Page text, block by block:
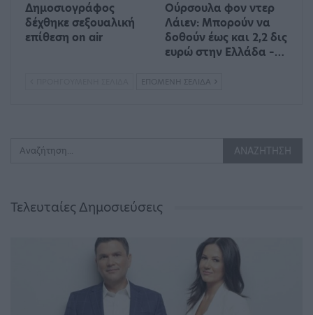
Δημοσιογράφος
δέχθηκε σεξουαλική
επίθεση on air
Ούρσουλα φον ντερ
Λάιεν: Μπορούν να
δοθούν έως και 2,2 δις
ευρώ στην Ελλάδα –…
ΕΠΌΜΕΝΗ ΣΕΛΊΔΑ
Τελευταίες Δημοσιεύσεις